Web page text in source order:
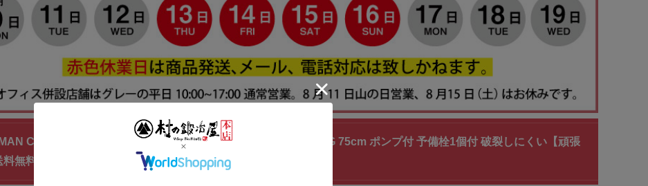
CLUB(鉄人倶楽部) アンチバースト ヨガボール 75 IMC-163DG 75cm ポンプ付 予備栓1個付 破裂しにくい【頑張
無料！】